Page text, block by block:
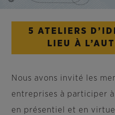
5 ATELIERS
LIEU À
Nous avons invité les
entreprises à participer
en présentiel et en